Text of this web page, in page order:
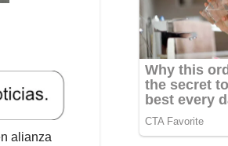
alianza